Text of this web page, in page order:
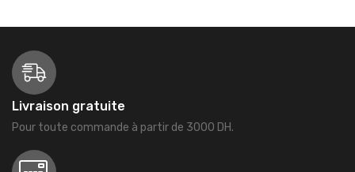
Livraison gratuite
Pour toute commande à partir de 3000 DH.